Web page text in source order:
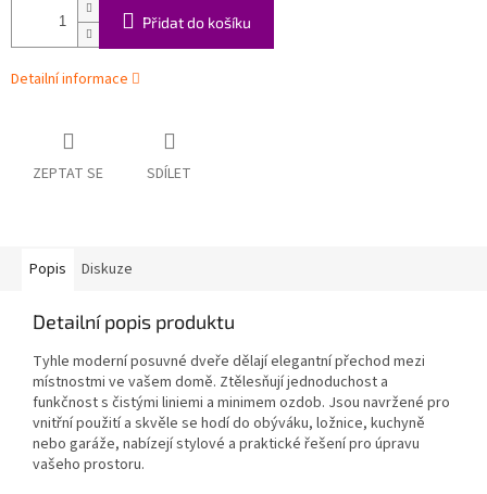
Přidat do košíku
Detailní informace
ZEPTAT SE SDÍLET
Popis Diskuze
Detailní popis produktu
Tyhle moderní posuvné dveře dělají elegantní přechod mezi
místnostmi ve vašem domě. Ztělesňují jednoduchost a
funkčnost s čistými liniemi a minimem ozdob. Jsou navržené pro
vnitřní použití a skvěle se hodí do obýváku, ložnice, kuchyně
nebo garáže, nabízejí stylové a praktické řešení pro úpravu
vašeho prostoru.